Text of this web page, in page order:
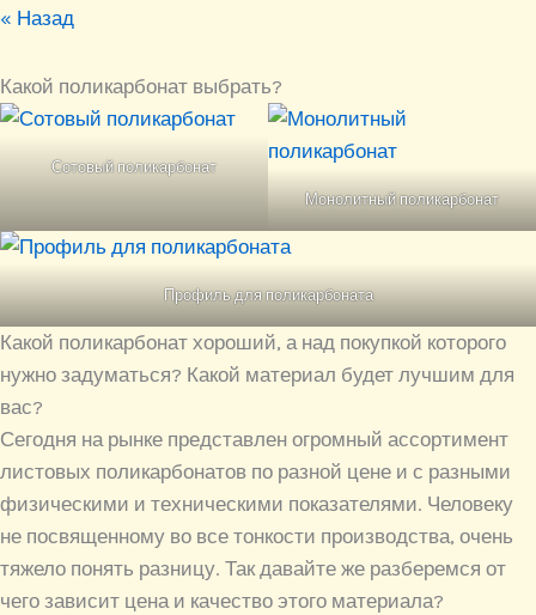
« Назад
Какой поликарбонат выбрать?
Сотовый поликарбонат
Монолитный поликарбонат
Профиль для поликарбоната
Какой поликарбонат хороший, а над покупкой которого
нужно задуматься? Какой материал будет лучшим для
вас?
Сегодня на рынке представлен огромный ассортимент
листовых поликарбонатов по разной цене и с разными
физическими и техническими показателями. Человеку
не посвященному во все тонкости производства, очень
тяжело понять разницу. Так давайте же разберемся от
чего зависит цена и качество этого материала?